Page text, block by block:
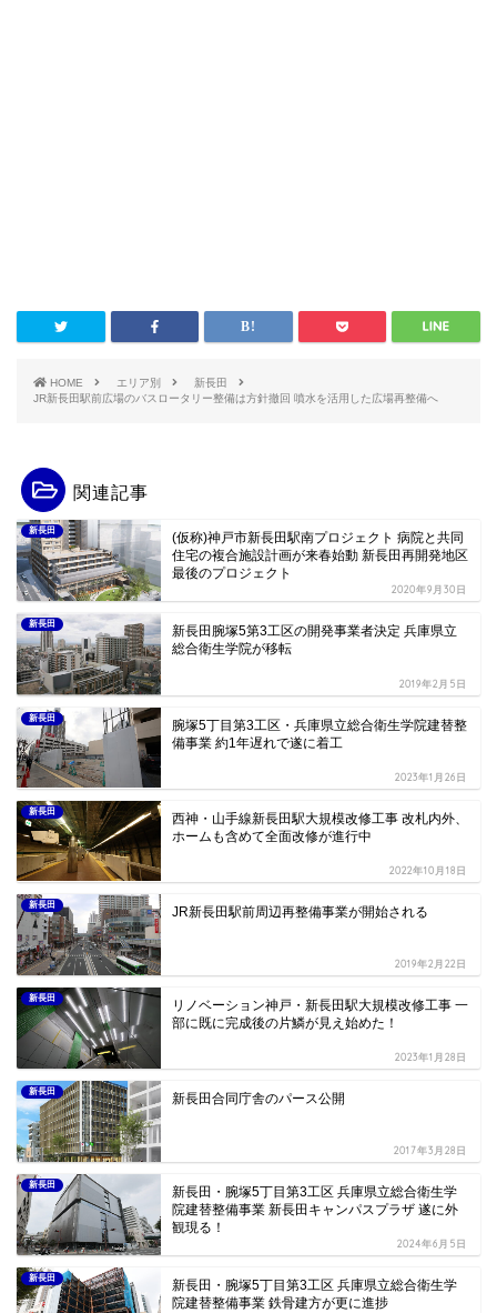
HOME エリア別
新長田
JR新長田駅前広場のバスロータリー整備は方針撤回 噴水を活用した広場再整備へ
関連記事
新長田
(仮称)神戸市新長田駅南プロジェクト 病院と共同
住宅の複合施設計画が来春始動 新長田再開発地区
最後のプロジェクト
2020年9月30日
新長田
新長田腕塚5第3工区の開発事業者決定 兵庫県立
総合衛生学院が移転
2019年2月5日
新長田
腕塚5丁目第3工区・兵庫県立総合衛生学院建替整
備事業 約1年遅れで遂に着工
2023年1月26日
新長田
西神・山手線新長田駅大規模改修工事 改札内外、
ホームも含めて全面改修が進行中
2022年10月18日
新長田 JR新長田駅前周辺再整備事業が開始される
2019年2月22日
新長田
リノベーション神戸・新長田駅大規模改修工事 一
部に既に完成後の片鱗が見え始めた！
2023年1月28日
新長田 新長田合同庁舎のパース公開
2017年3月28日
新長田
新長田・腕塚5丁目第3工区 兵庫県立総合衛生学
院建替整備事業 新長田キャンパスプラザ 遂に外
観現る！
2024年6月5日
新長田
新長田・腕塚5丁目第3工区 兵庫県立総合衛生学
院建替整備事業 鉄骨建方が更に進捗